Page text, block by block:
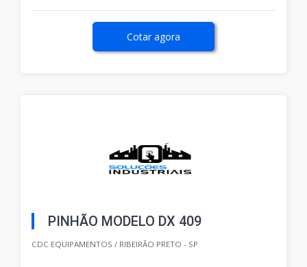
Cotar agora
PINHÃO MODELO DX 409
CDC EQUIPAMENTOS / RIBEIRÃO PRETO - SP